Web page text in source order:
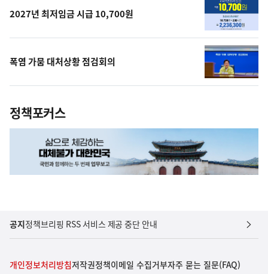
2027년 최저임금 시급 10,700원
폭염 가뭄 대처상황 점검회의
정책포커스
공지정책브리핑 RSS 서비스 제공 중단 안내
개인정보처리방침저작권정책이메일 수집거부자주 묻는 질문(FAQ)